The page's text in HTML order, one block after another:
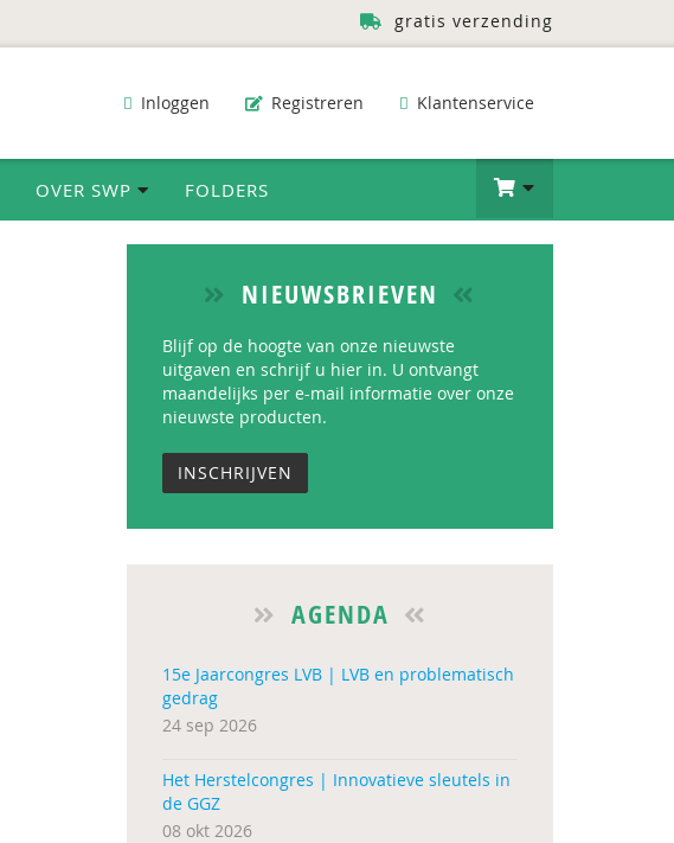
gratis verzending
Inloggen Registreren Klantenservice
OVER SWP FOLDERS
NIEUWSBRIEVEN
Blijf op de hoogte van onze nieuwste
uitgaven en schrijf u hier in. U ontvangt
maandelijks per e-mail informatie over onze
nieuwste producten.
INSCHRIJVEN
AGENDA
15e Jaarcongres LVB | LVB en problematisch
gedrag
24 sep 2026
Het Herstelcongres | Innovatieve sleutels in
de GGZ
08 okt 2026